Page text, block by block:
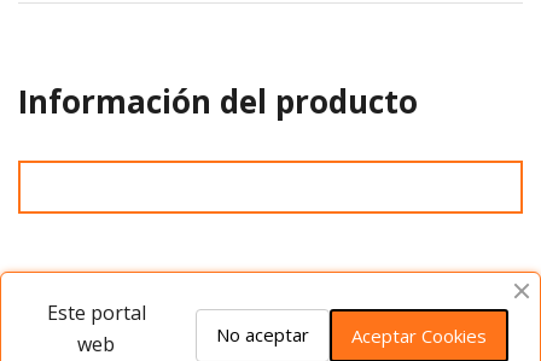
Información del producto
Opiniones del producto
Este portal
web
Aceptar Cookies
No aceptar